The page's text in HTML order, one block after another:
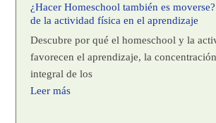
¿Hacer Homeschool también es
de la actividad física en el aprendizaje
Descubre por qué el homeschool y la
favorecen el aprendizaje, la
integral de los
Leer más